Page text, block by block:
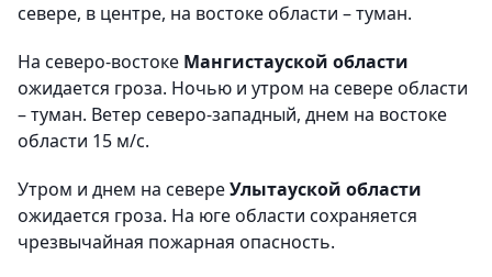
севере, в центре, на востоке области – туман.
На северо-востоке Мангистауской области
ожидается гроза. Ночью и утром на севере области
– туман. Ветер северо-западный, днем на востоке
области 15 м/с.
Утром и днем на севереУлытауской области
ожидается гроза. На юге области сохраняется
чрезвычайная пожарная опасность.